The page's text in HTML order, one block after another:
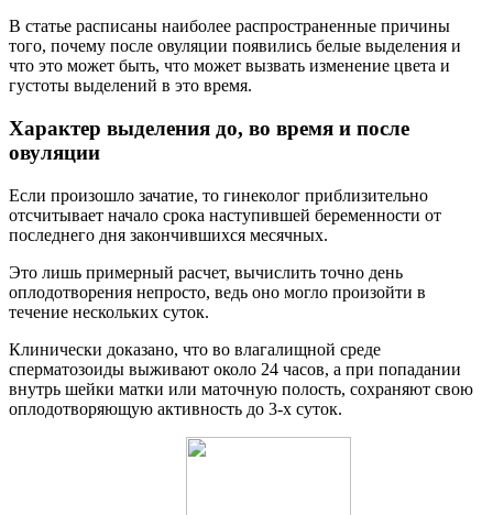
В статье расписаны наиболее распространенные причины
того, почему после овуляции появились белые выделения и
что это может быть, что может вызвать изменение цвета и
густоты выделений в это время.
Характер выделения до, во время и после
овуляции
Если произошло зачатие, то гинеколог приблизительно
отсчитывает начало срока наступившей беременности от
последнего дня закончившихся месячных.
Это лишь примерный расчет, вычислить точно день
оплодотворения непросто, ведь оно могло произойти в
течение нескольких суток.
Клинически доказано, что во влагалищной среде
сперматозоиды выживают около 24 часов, а при попадании
внутрь шейки матки или маточную полость, сохраняют свою
оплодотворяющую активность до 3-х суток.